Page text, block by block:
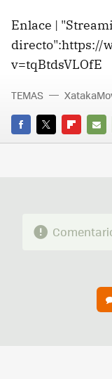
Enlace |
directo":https://
v=tqBtdsVLOfE
FACEBOOK
TWITTERFLIPBOARD
E-
TEMAS